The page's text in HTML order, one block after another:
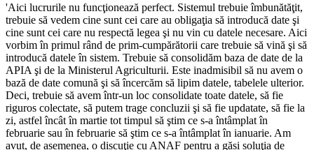
'Aici lucrurile nu funcţionează perfect. Sistemul trebuie îmbunătăţit,
trebuie să vedem cine sunt cei care au obligaţia să introducă date şi
cine sunt cei care nu respectă legea şi nu vin cu datele necesare. Aici
vorbim în primul rând de prim-cumpărătorii care trebuie să vină şi să
introducă datele în sistem. Trebuie să consolidăm baza de date de la
APIA şi de la Ministerul Agriculturii. Este inadmisibil să nu avem o
bază de date comună şi să încercăm să lipim datele, tabelele ulterior.
Deci, trebuie să avem într-un loc consolidate toate datele, să fie
riguros colectate, să putem trage concluzii şi să fie updatate, să fie la
zi, astfel încât în martie tot timpul să ştim ce s-a întâmplat în
februarie sau în februarie să ştim ce s-a întâmplat în ianuarie. Am
avut, de asemenea, o discuţie cu ANAF pentru a găsi soluţia de